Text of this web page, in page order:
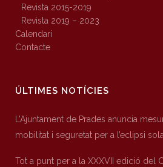
Revista 2015-2019
Revista 2019 – 2023
Calendari
Contacte
ÚLTIMES NOTÍCIES
L’Ajuntament de Prades anuncia
mobilitat i seguretat per a l’eclipsi
Tot a punt per a la XXXVII edició del